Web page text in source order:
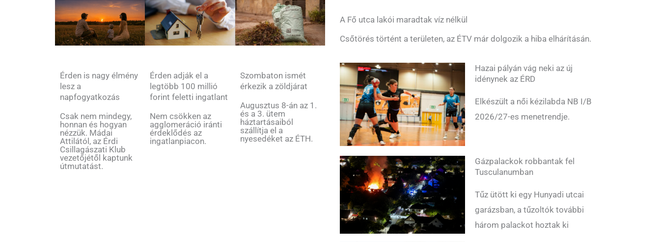
Érden is nagy élmény
lesz a
napfogyatkozás
Csak nem mindegy,
honnan és hogyan
nézzük. Mádai
Attilától, az Érdi
Csillagászati Klub
vezetőjétől kaptunk
útmutatást.
Érden adják el a
legtöbb 100 millió
forint feletti ingatlant
Nem csökken az
agglomeráció iránti
érdeklődés az
ingatlanpiacon.
Szombaton ismét
érkezik a zöldjárat
Augusztus 8-án az 1.
és a 3. ütem
háztartásaiból
szállítja el a
nyesedéket az ÉTH.
A Fő utca lakói maradtak víz nélkül
Csőtörés történt a területen, az ÉTV már dolgozik a hiba elhárításán.
Hazai pályán vág neki az új
idénynek az ÉRD
Elkészült a női kézilabda NB I/B
2026/27-es menetrendje.
Gázpalackok robbantak fel
Tusculanumban
Tűz ütött ki egy Hunyadi utcai
garázsban, a tűzoltók további
három palackot hoztak ki